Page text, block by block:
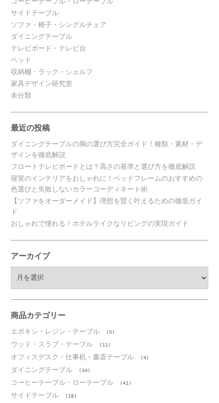
サイドテーブル
ソファ・椅子・シングルチェア
ダイニングテーブル
テレビボード・テレビ台
ベッド
収納棚・ラック・シェルフ
家具デザイン研究室
未分類
最近の投稿
ダイニングテーブルの脚の選び方完全ガイド！種類・素材・デ
ザインを徹底解説
フロートテレビボードとは？高さの基準と選び方を徹底解説
寝室のインテリアをおしゃれに！ベッドフレームのおすすめの
色選びと失敗しないカラーコーディネート術
【ソファをオーダーメイド】理想を賢く叶えるための徹底ガイ
ド
おしゃれで憧れる！ホテルライクなリビングの実現ガイド
アーカイブ
ブ
商品カテゴリー
エポキシ・レジン・テーブル (5)
ウッド・スラブ・テーブル (11)
オフィスデスク・仕事机・書斎テーブル (4)
ダイニングテーブル (34)
コーヒーテーブル・ローテーブル (41)
サイドテーブル (18)